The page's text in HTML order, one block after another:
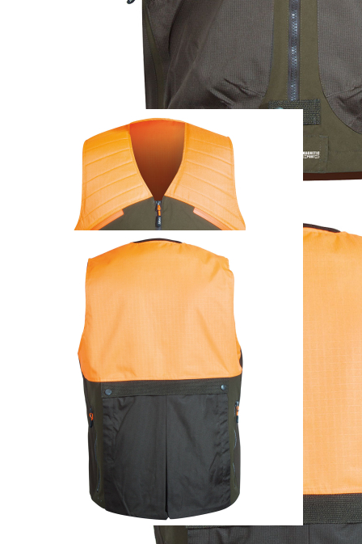
Zum Anfang der Bildergalerie springen
25011794
HART Herren-Weste
Aran-V
74,95 €
inkl. MwSt. zzgl. Versand
Zum Warenkorb hinzufügen